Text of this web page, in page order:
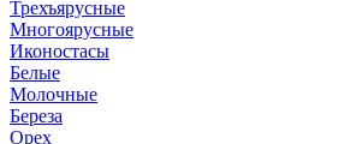
Трехъярусные
Многоярусные
Иконостасы
Белые
Молочные
Береза
Орех